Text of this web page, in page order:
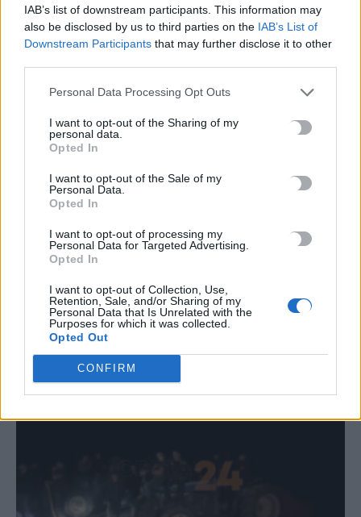
IAB’s list of downstream participants. This information may
also be disclosed by us to third parties on the IAB’s List of
Downstream Participants that may further disclose it to other
Personal Data Processing Opt Outs
I want to opt-out of the Sharing of my
personal data.
Opted In
I want to opt-out of the Sale of my
Personal Data.
Opted In
I want to opt-out of processing my
Personal Data for Targeted Advertising.
Opted In
I want to opt-out of Collection, Use,
Retention, Sale, and/or Sharing of my
Personal Data that Is Unrelated with the
Purposes for which it was collected.
Opted Out
CONFIRM
Η προϋπόθεση
8 Αυγούστου, 2026
Κεφαλά
TRENDING
ΑΠΑΤΗΤΕΣ ΠΑΡΑΛΙΕΣ
ΣΧΕΤΙΚΆ ΆΡΘΡΑ